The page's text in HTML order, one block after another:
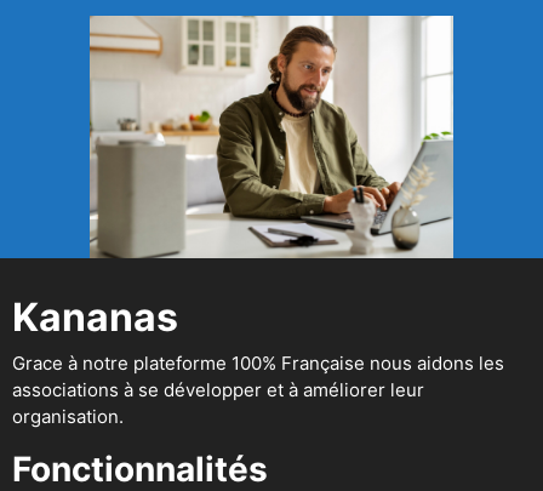
Kananas
Grace à notre plateforme 100% Française nous aidons les
associations à se développer et à améliorer leur
organisation.
Fonctionnalités